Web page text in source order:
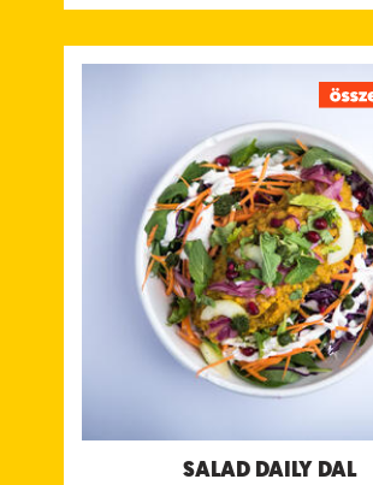
SALAD DAILY DAL
SALAD
Ízletes lencse, csicseriborsó
(moon, sárgaborsó vagy masoor) dal
salsával, zöld menta & koriander
ebből
ebből telített